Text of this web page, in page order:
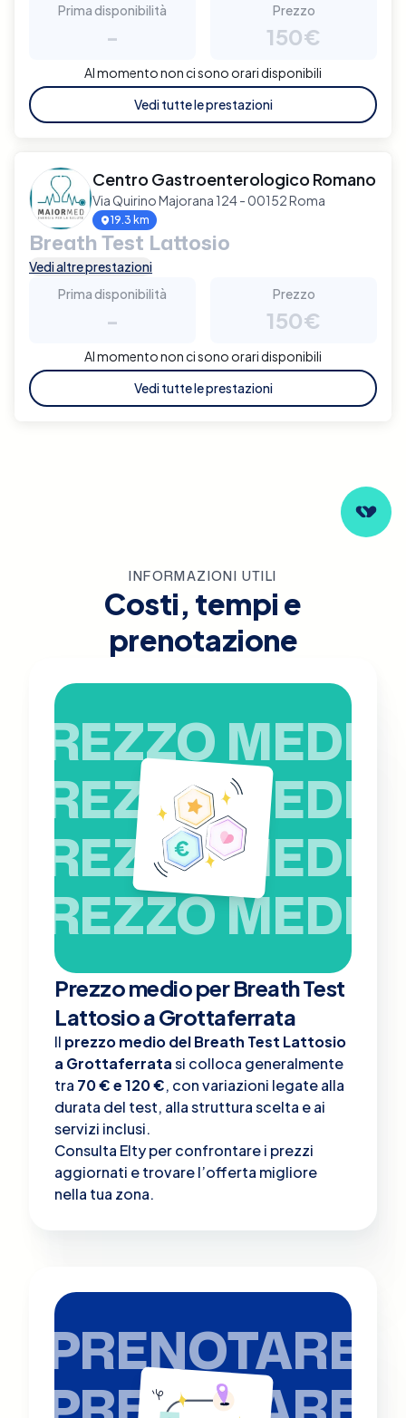
Prima disponibilità
-
Prezzo
150€
Al momento non ci sono orari disponibili
Vedi tutte le prestazioni
Centro Gastroenterologico Romano
Via Quirino Majorana 124 - 00152 Roma
19.3 km
Breath Test Lattosio
Vedi altre prestazioni
Prima disponibilità
-
Prezzo
150€
Al momento non ci sono orari disponibili
Vedi tutte le prestazioni
INFORMAZIONI UTILI
Costi, tempi e
prenotazione
PREZZO MEDIO
PREZZO MEDIO
PREZZO MEDIO
PREZZO MEDIO
Prezzo medio per Breath Test
Lattosio a Grottaferrata
Il prezzo medio del Breath Test Lattosio
a Grottaferratasi colloca generalmente
tra 70 € e 120 €, con variazioni legate alla
durata del test, alla struttura scelta e ai
servizi inclusi.
Consulta Elty per confrontare i prezzi
aggiornati e trovare l’offerta migliore
nella tua zona.
PRENOTARE